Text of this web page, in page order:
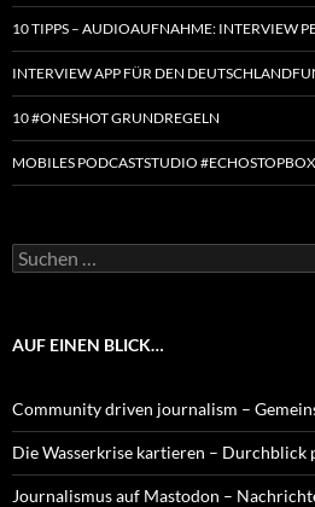
10 TIPPS – AUDIOAUFNAHME: INTERVIEW
INTERVIEW APP FÜR DEN
10 #ONESHOT GRUNDREGELN
MOBILES PODCASTSTUDIO #ECHOSTOPBOX
Suchen
nach:
AUF EINEN BLICK…
Community driven journalism –
Die Wasserkrise kartieren – Durchblick
Journalismus auf Mastodon –